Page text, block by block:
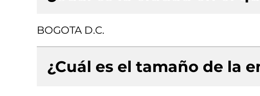
BOGOTA D.C.
¿Cuál es el tamaño de la